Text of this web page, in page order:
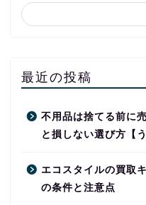
最近の投稿
不用品は捨てる前に
と損しない選び方【
エコスタイルの買取
の条件と注意点